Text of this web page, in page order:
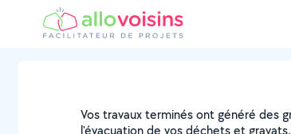
Vos travaux terminés ont généré des
l'évacuation de vos déchets et